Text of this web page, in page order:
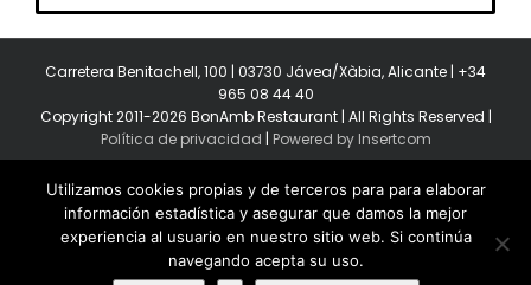
Carretera Benitachell, 100 | 03730 Jávea/Xàbia, Alicante | +34
965 08 44 40
Copyright 2011-2026 BonAmb Restaurant | All Rights Reserved |
Política de privacidad | Powered by Insertcom
Utilizamos cookies propias y de terceros para para elaborar
información estadística y asegurar que damos la mejor
experiencia al usuario en nuestro sitio web. Si continúa
navegando acepta su uso.